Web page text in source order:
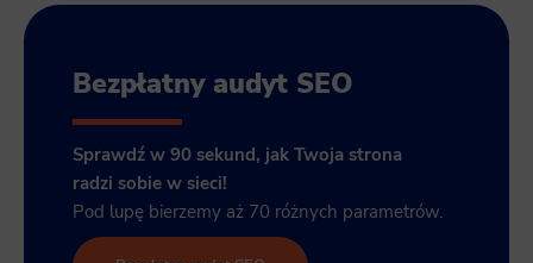
Bezpłatny audyt SEO
Sprawdź w 90 sekund, jak Twoja strona
radzi sobie w sieci!
Pod lupę bierzemy aż 70 różnych parametrów.